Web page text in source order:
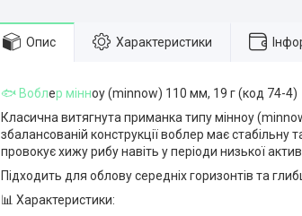
Опис Характеристики
🐟 Воблер мінноу (minnow) 110 мм, 19 г (код 74-4)
Класична витягнута приманка типу мінноу
збалансованій конструкції воблер має стабільну
провокує хижу рибу навіть у періоди низької
Підходить для облову середніх горизонтів та
📊 Характеристики: